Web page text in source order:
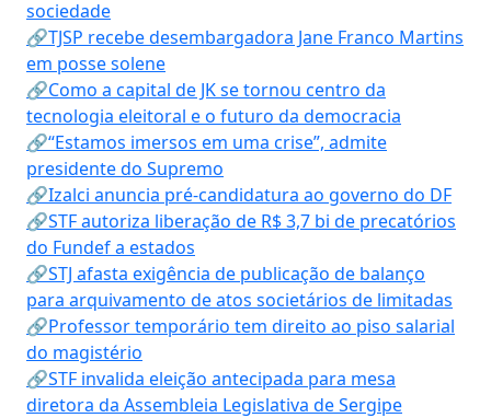
sociedade
🔗TJSP recebe desembargadora Jane Franco Martins
em posse solene
🔗Como a capital de JK se tornou centro da
tecnologia eleitoral e o futuro da democracia
🔗“Estamos imersos em uma crise”, admite
presidente do Supremo
🔗Izalci anuncia pré-candidatura ao governo do DF
🔗STF autoriza liberação de R$ 3,7 bi de precatórios
do Fundef a estados
🔗STJ afasta exigência de publicação de balanço
para arquivamento de atos societários de limitadas
🔗Professor temporário tem direito ao piso salarial
do magistério
🔗STF invalida eleição antecipada para mesa
diretora da Assembleia Legislativa de Sergipe